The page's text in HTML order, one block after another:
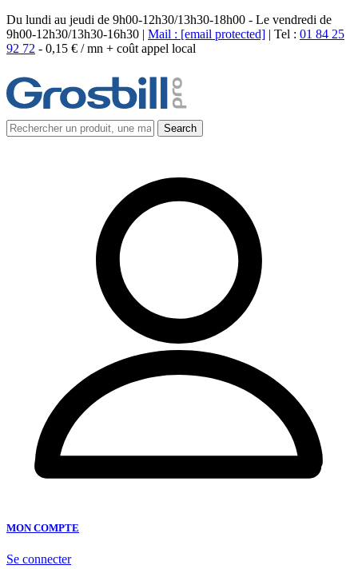
Du lundi au jeudi de 9h00-12h30/13h30-18h00 - Le vendredi de
9h00-12h30/13h30-16h30 | Mail : [email protected] | Tel : 01 84 25
92 72 - 0,15 € / mn + coût appel local
MON COMPTE
Se connecter